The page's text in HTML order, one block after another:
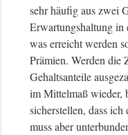
sehr häufig aus zwei
Erwartungshaltung in
was erreicht werden
Prämien. Werden die
Gehaltsanteile
im Mittelmaß wieder,
sicherstellen, dass
muss aber